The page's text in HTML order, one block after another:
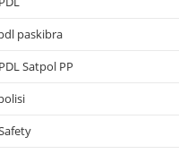
paskibra
Satpol PP